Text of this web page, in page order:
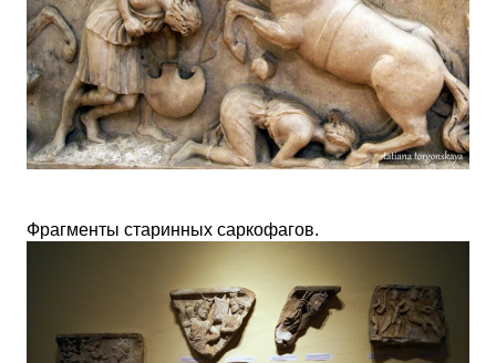
Фрагменты старинных саркофагов.